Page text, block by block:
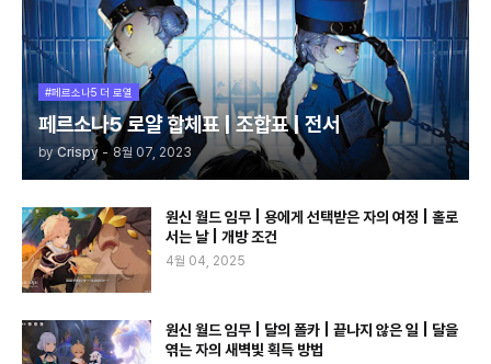
#페르소나5 더 로열
페르소나5 로얄 합체표 | 조합표 | 전서
by Crispy - 8월 07, 2023
원신 월드 임무 | 용에게 선택받은 자의 여정 | 홀로
서는 날 | 개방 조건
4월 04, 2025
원신 월드 임무 | 달의 폴카 | 끝나지 않은 일 | 달을
엮는 자의 새벽빛 획득 방법